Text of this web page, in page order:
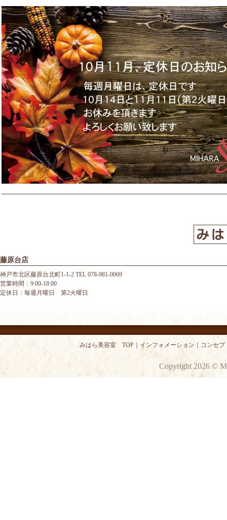
藤原台店
神戸市北区藤原台北町1-1-2 TEL 078-981-0069
営業時間：9:00-18:00
定休日：毎週月曜日 第2火曜日
みはら美容室 TOP インフォメーション コンセプ
Copyright 2026 ©